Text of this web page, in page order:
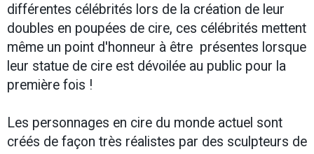
différentes célébrités lors de la création de leur
doubles en poupées de cire, ces célébrités mettent
même un point d'honneur à être présentes lorsque
leur statue de cire est dévoilée au public pour la
première fois !
Les personnages en cire du monde actuel sont
créés de façon très réalistes par des sculpteurs de